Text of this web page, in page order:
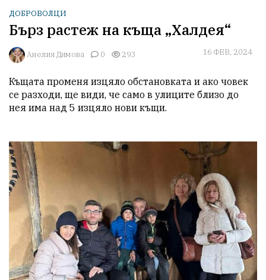
ДОБРОВОЛЦИ
Бърз растеж на къща „Халдея“
Анелия Димова 0 293 16 ФЕВ, 2024
Къщата променя изцяло обстановката и ако човек
се разходи, ще види, че само в улиците близо до
нея има над 5 изцяло нови къщи.